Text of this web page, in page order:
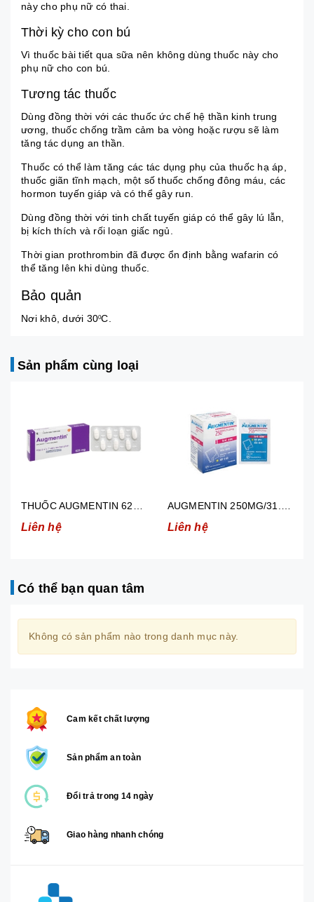
này cho phụ nữ có thai.
Thời kỳ cho con bú
Vì thuốc bài tiết qua sữa nên không dùng thuốc này cho
phụ nữ cho con bú.
Tương tác thuốc
Dùng đồng thời với các thuốc ức chế hệ thần kinh trung
ương, thuốc chống trầm cảm ba vòng hoặc rượu sẽ làm
tăng tác dụng an thần.
Thuốc có thể làm tăng các tác dụng phụ của thuốc hạ áp,
thuốc giãn tĩnh mạch, một số thuốc chống đông máu, các
hormon tuyến giáp và có thể gây run.
Dùng đồng thời với tinh chất tuyến giáp có thể gây lú lẫn,
bị kích thích và rối loạn giấc ngủ.
Thời gian prothrombin đã được ổn định bằng wafarin có
thể tăng lên khi dùng thuốc.
Bảo quản
Nơi khô, dưới 300C.
Sản phẩm cùng loại
Liên hệ Liên hệ
Có thể bạn quan tâm
Không có sản phẩm nào trong danh mục này.
Cam kết chất lượng
Sản phẩm an toàn
Đổi trả trong 14 ngày
Giao hàng nhanh chóng